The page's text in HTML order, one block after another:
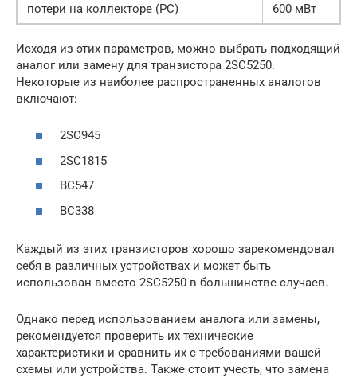
потери на коллекторе (PC)
600 мВт
Исходя из этих параметров, можно выбрать подходящий
аналог или замену для транзистора 2SC5250.
Некоторые из наиболее распространенных аналогов
включают:
2SC945
2SC1815
BC547
BC338
Каждый из этих транзисторов хорошо зарекомендовал
себя в различных устройствах и может быть
использован вместо 2SC5250 в большинстве случаев.
Однако перед использованием аналога или замены,
рекомендуется проверить их технические
характеристики и сравнить их с требованиями вашей
схемы или устройства. Также стоит учесть, что замена